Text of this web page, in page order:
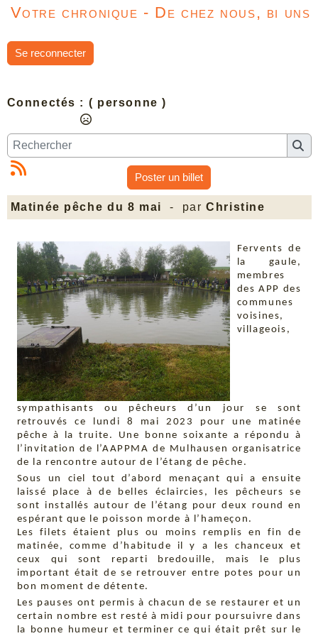
Votre chronique - De chez nous, bi uns
Se reconnecter
Connectés : ( personne )
Poster un billet
Matinée pêche du 8 mai - parChristine
Fervents de
la gaule,
membres
des APP des
communes
voisines,
villageois,
sympathisants ou pêcheurs d’un jour se sont
retrouvés ce lundi 8 mai 2023 pour une matinée
pêche à la truite. Une bonne soixante a répondu à
l’invitation de l’AAPPMA de Mulhausen organisatrice
de la rencontre autour de l’étang de pêche.
Sous un ciel tout d’abord menaçant qui a ensuite
laissé place à de belles éclaircies, les pêcheurs se
sont installés autour de l’étang pour deux round en
espérant que le poisson morde à l’hameçon.
Les filets étaient plus ou moins remplis en fin de
matinée, comme d’habitude il y a les chanceux et
ceux qui sont reparti bredouille, mais le plus
important était de se retrouver entre potes pour un
bon moment de détente.
Les pauses ont permis à chacun de se restaurer et un
certain nombre est resté à midi pour poursuivre dans
la bonne humeur et terminer ce qui était prêt sur le